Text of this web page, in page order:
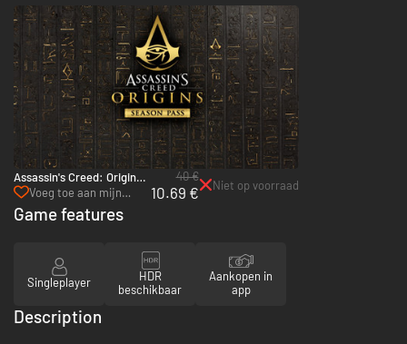
Assassin's Creed: Origins
Season Pass - Xbox One &
Xbox Series X|S
Voeg toe aan mijn
verlanglijst
40 €
10.69 € Niet op voorraad
Game features
Singleplayer
HDR
beschikbaar
Aankopen in
app
Description